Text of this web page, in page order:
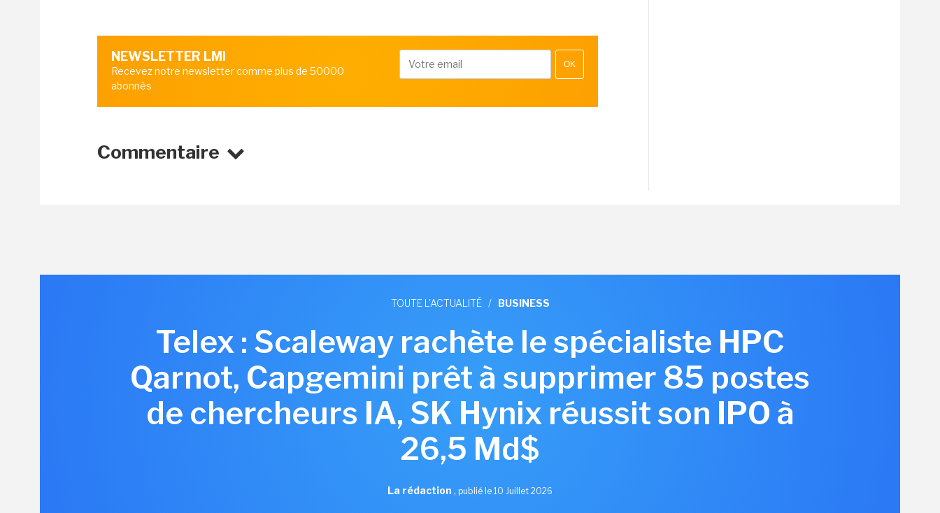
NEWSLETTER LMI
Recevez notre newsletter comme plus de 50000
abonnés
OK
Commentaire
TOUTE L'ACTUALITÉ / BUSINESS
Telex : Scaleway rachète le spécialiste HPC
Qarnot, Capgemini prêt à supprimer 85 postes
de chercheurs IA, SK Hynix réussit son IPO à
26,5 Md$
La rédaction , publié le 10 Juillet 2026